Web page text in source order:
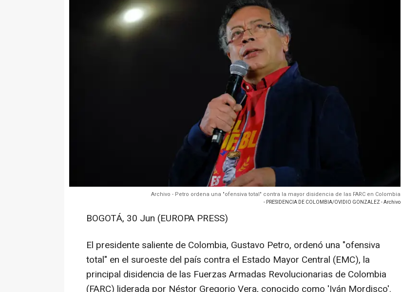
Archivo - Petro ordena una "ofensiva total" contra la mayor disidencia de las FARC en Colombia
- PRESIDENCIA DE COLOMBIA/OVIDIO GONZALEZ - Archivo
BOGOTÁ, 30 Jun (EUROPA PRESS)
El presidente saliente de Colombia, Gustavo Petro, ordenó una "ofensiva
total" en el suroeste del país contra el Estado Mayor Central (EMC), la
principal disidencia de las Fuerzas Armadas Revolucionarias de Colombia
(FARC) liderada por Néstor Gregorio Vera, conocido como 'Iván Mordisco'.